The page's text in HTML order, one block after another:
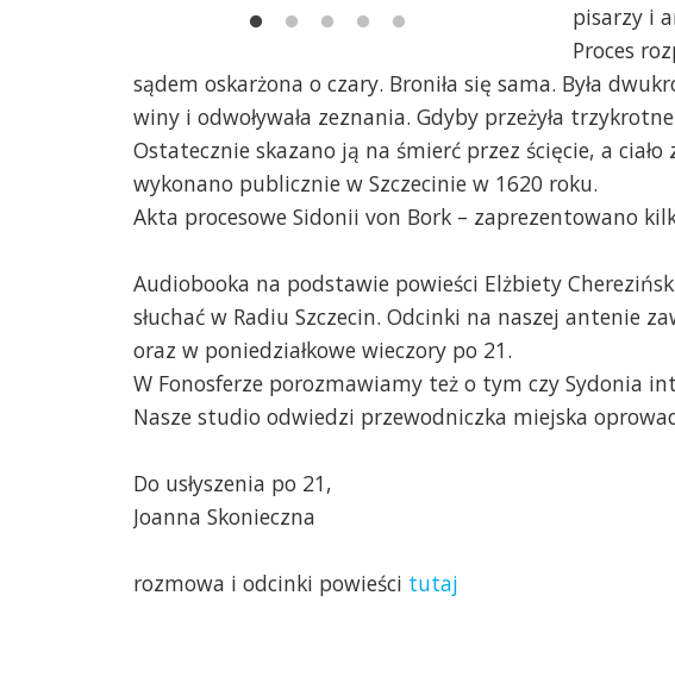
zaprezentowano
dokumenty
Sydoniifot. Joanna
pisarzy i
Proces
sądem oskarżona o czary. Broniła się sama. Była
winy i odwoływała zeznania. Gdyby przeżyła
Ostatecznie skazano ją na śmierć przez ścięcie, a ciało
wykonano publicznie w Szczecinie w 1620 roku.
Akta procesowe Sidonii von Bork – zaprezentowano
Audiobooka na podstawie powieści Elżbiety
słuchać w Radiu Szczecin. Odcinki na naszej antenie
oraz w poniedziałkowe wieczory po 21.
W Fonosferze porozmawiamy też o tym czy Sydonia
Nasze studio odwiedzi przewodniczka miejska
Do usłyszenia po 21,
Joanna Skonieczna
rozmowa i odcinki powieści tutaj